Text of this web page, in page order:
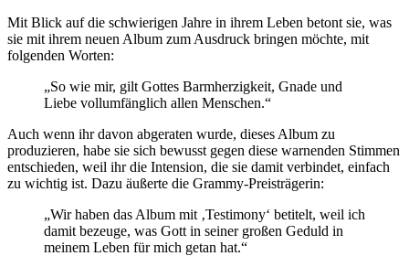
Mit Blick auf die schwierigen Jahre in ihrem Leben betont sie, was
sie mit ihrem neuen Album zum Ausdruck bringen möchte, mit
folgenden Worten:
„So wie mir, gilt Gottes Barmherzigkeit, Gnade und
Liebe vollumfänglich allen Menschen.“
Auch wenn ihr davon abgeraten wurde, dieses Album zu
produzieren, habe sie sich bewusst gegen diese warnenden Stimmen
entschieden, weil ihr die Intension, die sie damit verbindet, einfach
zu wichtig ist. Dazu äußerte die Grammy-Preisträgerin:
„Wir haben das Album mit ‚Testimony‘ betitelt, weil ich
damit bezeuge, was Gott in seiner großen Geduld in
meinem Leben für mich getan hat.“